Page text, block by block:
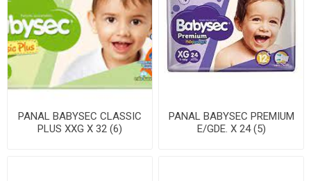
PANAL BABYSEC CLASSIC
PLUS XXG X 32 (6)
PANAL BABYSEC PREMIUM
E/GDE. X 24 (5)